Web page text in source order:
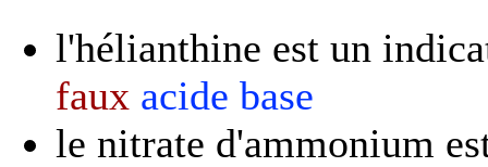
l'hélianthine est un
faux acide base
le nitrate d'ammonium